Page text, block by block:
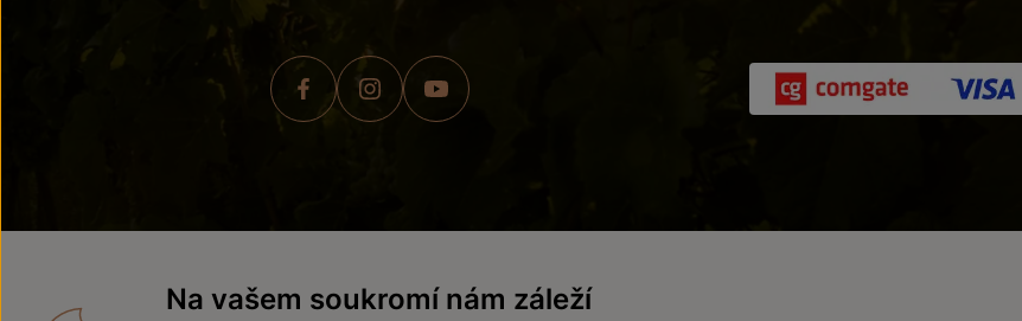
Zákaz prodeje alkoholických nápojů osobám mladším 18 let.
Na vašem soukromí nám záleží